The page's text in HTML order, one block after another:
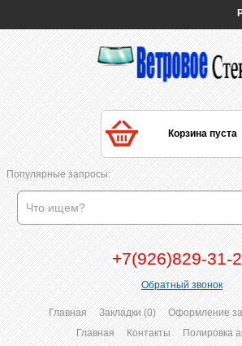
Корзина пуста
Популярные запросы:
+7(926)829-31-
Обратный звонок
Главная Закладки (0) Оформление
Главная
Контакты
Полировка